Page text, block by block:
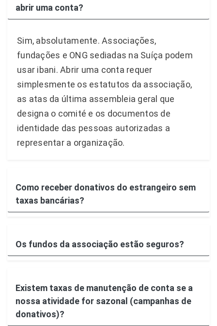
abrir uma conta?
Sim, absolutamente. Associações,
fundações e ONG sediadas na Suíça podem
usar ibani. Abrir uma conta requer
simplesmente os estatutos da associação,
as atas da última assembleia geral que
designa o comité e os documentos de
identidade das pessoas autorizadas a
representar a organização.
Como receber donativos do estrangeiro sem
taxas bancárias?
Os fundos da associação estão seguros?
Existem taxas de manutenção de conta se a
nossa atividade for sazonal (campanhas de
donativos)?